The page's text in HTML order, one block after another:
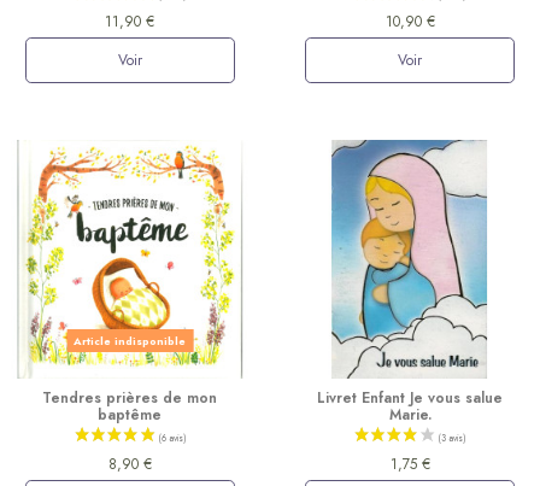
11,90 €
Voir
10,90 €
Voir
Article indisponible
Tendres prières de mon
baptême
8,90 €
Livret Enfant Je vous salue
Marie.
1,75 €